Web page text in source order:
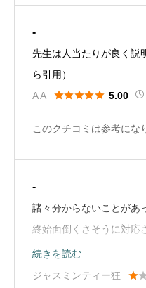
-
先生は人当たりが良く説
ら引用）
A A
 5.00
このクチコミは参考にな
-
諸々分からないことがあ
終始面倒くさそうに対応
ましたと伝えたら返事も
に行く気の失せる場所は
続きを読む
ジャスミンティー狂
